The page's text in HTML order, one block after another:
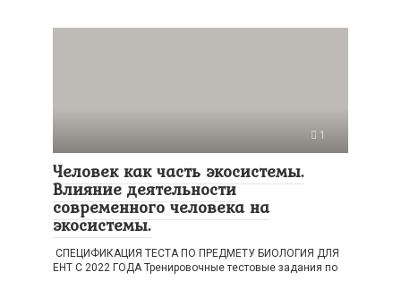
1
Человек как часть экосистемы.
Влияние деятельности
современного человека на
экосистемы.
СПЕЦИФИКАЦИЯ ТЕСТА ПО ПРЕДМЕТУ БИОЛОГИЯ ДЛЯ
ЕНТ С 2022 ГОДА Тренировочные тестовые задания по